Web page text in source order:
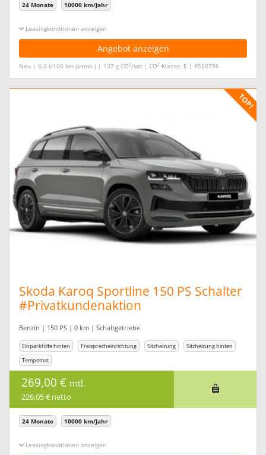
24 Monate 10000 km/Jahr
Leasingkonditionen ein-/ausblenden
Angebot anzeigen
Neu | 6,0 l/100 km (komb.) | 137 g CO2/km | CO2-Klasse: E | #550796
Skoda Karoq Sportline 150 PS Schalter
#Privatkundenaktion
Benzin | 150 PS | 0 km | Schaltgetriebe
Einparkhilfe hinten Freisprecheinrichtung Sitzheizung
Sitzheizung hinten
Tempomat
269,00 € mtl.
226,05 € netto
24 Monate 10000 km/Jahr
Leasingkonditionen ein-/ausblenden